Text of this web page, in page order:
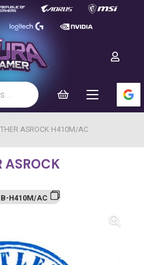
ASROCK H410M/AC
ASROCK
H410M/AC